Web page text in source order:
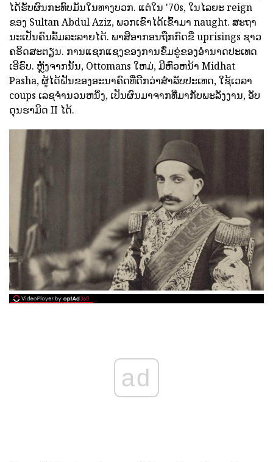
ໄດ້ຮັບຜົນກະທົບມັນໃນທາງບວກ. ແຕ່ໃນ '70s, ໃນໄລຍະ reign
ຂອງ Sultan Abdul Aziz, ພວກເຂົາໄດ້ເຂົ້າມາ naught. ສະຖາ
ນະເປັນຄົນລົ້ມລະລາຍໄດ້. ພາສີອາກອນຖືກກົດຂີ່ uprisings ຊາວ
ຄຣິດສະຕຽນ. ການແຊກແຊງຂອງການຂົ່ມຂູ່ຂອງອໍານາດປະເທດ
ເອີຣົບ. ຫຼັງຈາກນັ້ນ, Ottomans ໃຫມ່, ມີຫົວຫນ້າ Midhat
Pasha, ຜູ້ໄດ້ຝັນຂອງອະນາຄົດທີ່ດີກວ່າສໍາລັບປະເທດ, ໃຊ້ເວລາ
coups ເລຊຈໍານວນຫນຶ່ງ, ເປັນຜົນມາຈາກທີ່ມາກັບພະລັງງານ, ອັບ
ດຸນຮາມິດ II ໄດ້.
ad